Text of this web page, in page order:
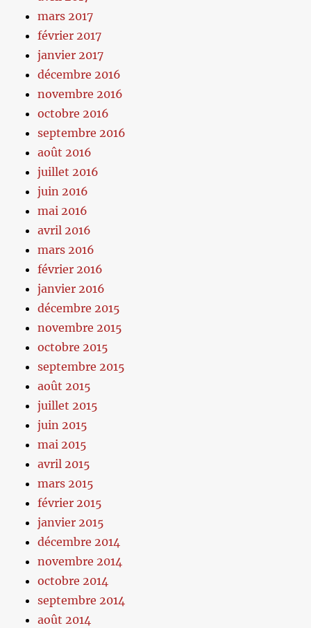
mars 2017
février 2017
janvier 2017
décembre 2016
novembre 2016
octobre 2016
septembre 2016
août 2016
juillet 2016
juin 2016
mai 2016
avril 2016
mars 2016
février 2016
janvier 2016
décembre 2015
novembre 2015
octobre 2015
septembre 2015
août 2015
juillet 2015
juin 2015
mai 2015
avril 2015
mars 2015
février 2015
janvier 2015
décembre 2014
novembre 2014
octobre 2014
septembre 2014
août 2014